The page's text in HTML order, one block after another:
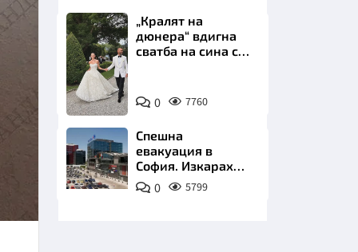
Снимка:
Инстаграм
„Кралят на
дюнера“ вдигна
сватба на сина си
Комо
0 7760
Спешна
евакуация в
София. Изкараха
хиляди на
улицата
0 5799